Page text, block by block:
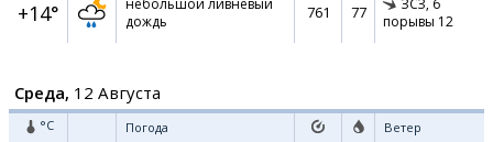
+14°
небольшой ливневый
дождь
761 77 ЗСЗ, 6
порывы 12
Среда, 12 Августа
°C Погода Ветер